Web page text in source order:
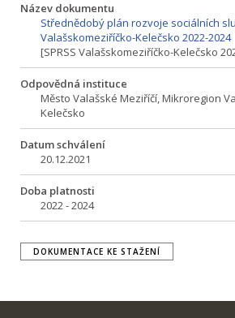
Název dokumentu
Střednědobý plán rozvoje sociálních
Valašskomeziříčko-Kelečsko 2022-2024
[SPRSS Valašskomeziříčko-Kelečsko
Odpovědná instituce
Město Valašské Meziříčí, Mikroregion
Kelečsko
Datum schválení
20.12.2021
Doba platnosti
2022 - 2024
DOKUMENTACE KE STAŽENÍ